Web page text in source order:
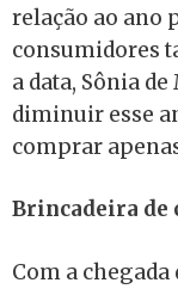
relação ao ano
consumidores
a data, Sônia
diminuir esse
comprar
Brincadeira de
Com a